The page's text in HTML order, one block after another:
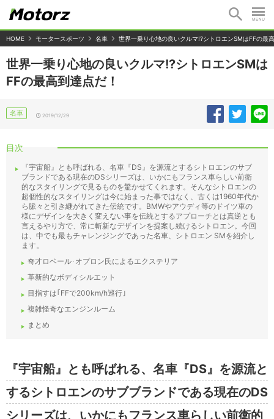
HOME モータースポーツ 名車 世界一乗り心地の良いクルマ!?シトロエンSMはFFの最
世界一乗り心地の良いクルマ!?シトロエンSMは
FFの最高到達点だ！
名車 2019/12/29
目次
『宇宙船』とも呼ばれる、名車『DS』を源流とするシトロエンのサブ
ブランドである現在のDSシリーズは、いかにもフランス車らしい前衛
的なスタイリングで見るものを驚かせてくれます。そんなシトロエンの
超個性的なスタイリングは今に始まった事ではなく、古くは1960年代か
ら脈々と引き継がれてきた伝統です。BMWやアウディ等のドイツ車の
様にデザインを大きく変えない事を伝統とするアプローチとは真逆とも
言えるやり方で、常に斬新なデザインを提案し続けるシトロエン。今回
は、中でも最もチャレンジングであった名車、シトロエン SMを紹介し
ます。
奇才ロベール･オプロン氏によるエクステリア
革新的なボディシルエット
目指すは｢FFで200km/h巡行｣
複雑怪奇なエンジンルーム
まとめ
『宇宙船』とも呼ばれる、名車『DS』を源流と
するシトロエンのサブブランドである現在のDS
シリーズは、いかにもフランス車らしい前衛的